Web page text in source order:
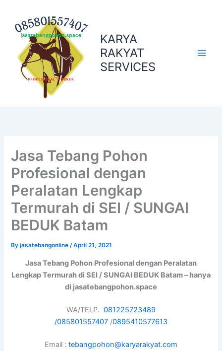
content
KARYA
RAKYAT
SERVICES
Jasa Tebang Pohon
Profesional dengan
Peralatan Lengkap
Termurah di SEI / SUNGAI
BEDUK Batam
Byjasatebangonline/April 21, 2021
Jasa Tebang Pohon Profesional dengan Peralatan
Lengkap Termurah di SEI / SUNGAI BEDUK Batam – hanya
di jasatebangpohon.space
WA/TELP. 081225723489
/085801557407 /0895410577613
Email : tebangpohon@karyarakyat.com